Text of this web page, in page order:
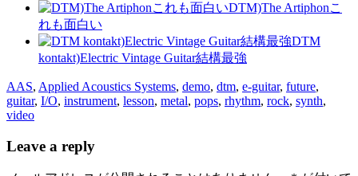
DTM)The Artiphonこ
れも面白い
DTM
kontakt)Electric Vintage Guitar結構最強
AAS, Applied Acoustics Systems, demo, dtm, e-guitar, future,
guitar, I/O, instrument, lesson, metal, pops, rhythm, rock, synth,
video
Leave a reply